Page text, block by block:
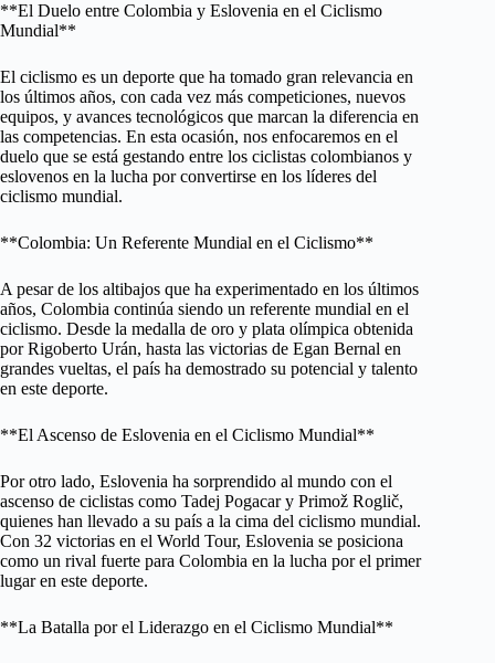
**El Duelo entre Colombia y Eslovenia en el Ciclismo
Mundial**
El ciclismo es un deporte que ha tomado gran relevancia en
los últimos años, con cada vez más competiciones, nuevos
equipos, y avances tecnológicos que marcan la diferencia en
las competencias. En esta ocasión, nos enfocaremos en el
duelo que se está gestando entre los ciclistas colombianos y
eslovenos en la lucha por convertirse en los líderes del
ciclismo mundial.
**Colombia: Un Referente Mundial en el Ciclismo**
A pesar de los altibajos que ha experimentado en los últimos
años, Colombia continúa siendo un referente mundial en el
ciclismo. Desde la medalla de oro y plata olímpica obtenida
por Rigoberto Urán, hasta las victorias de Egan Bernal en
grandes vueltas, el país ha demostrado su potencial y talento
en este deporte.
**El Ascenso de Eslovenia en el Ciclismo Mundial**
Por otro lado, Eslovenia ha sorprendido al mundo con el
ascenso de ciclistas como Tadej Pogacar y Primož Roglič,
quienes han llevado a su país a la cima del ciclismo mundial.
Con 32 victorias en el World Tour, Eslovenia se posiciona
como un rival fuerte para Colombia en la lucha por el primer
lugar en este deporte.
**La Batalla por el Liderazgo en el Ciclismo Mundial**